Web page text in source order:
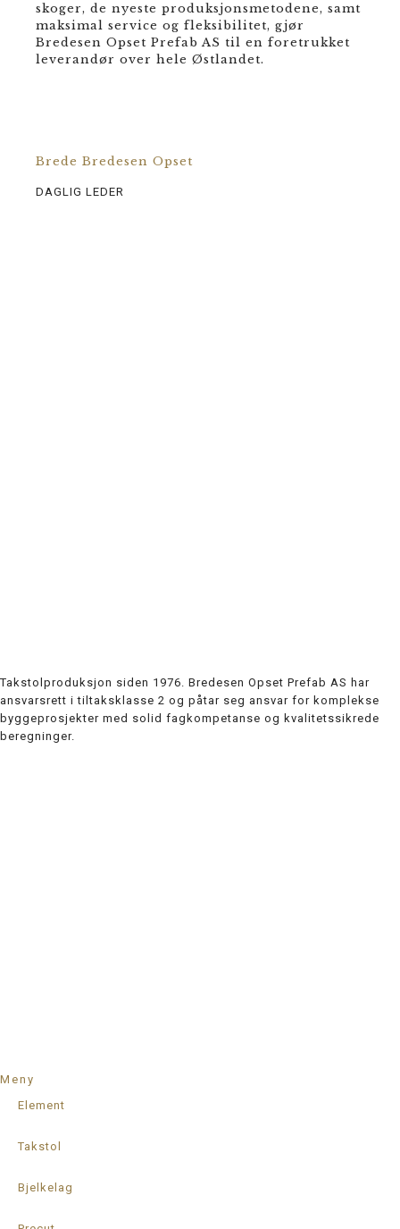
skoger, de nyeste produksjonsmetodene, samt
maksimal service og fleksibilitet, gjør
Bredesen Opset Prefab AS til en foretrukket
leverandør over hele Østlandet.
Brede Bredesen Opset
DAGLIG LEDER
Takstolproduksjon siden 1976. Bredesen Opset Prefab AS har
ansvarsrett i tiltaksklasse 2 og påtar seg ansvar for komplekse
byggeprosjekter med solid fagkompetanse og kvalitetssikrede
beregninger.
Meny
Element
Takstol
Bjelkelag